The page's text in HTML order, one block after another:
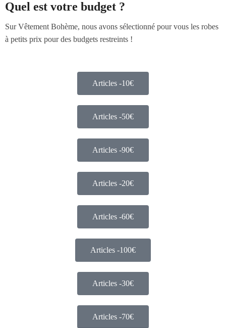
Quel est votre budget ?
Sur Vêtement Bohème, nous avons sélectionné pour vous les robes
à petits prix pour des budgets restreints !
Articles -10€
Articles -50€
Articles -90€
Articles -20€
Articles -60€
Articles -100€
Articles -30€
Articles -70€